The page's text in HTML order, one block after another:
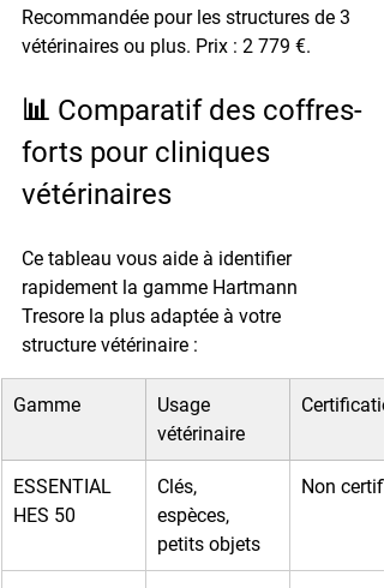
Recommandée pour les structures de 3
vétérinaires ou plus. Prix : 2 779 €.
📊 Comparatif des coffres-
forts pour cliniques
vétérinaires
Ce tableau vous aide à identifier
rapidement la gamme Hartmann
Tresore la plus adaptée à votre
structure vétérinaire :
Gamme
Usage
vétérinaire
ESSENTIAL
HES 50
Clés,
espèces,
petits objets
Non